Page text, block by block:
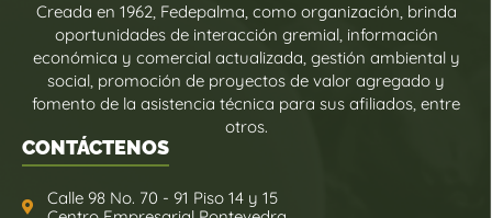
Creada en 1962, Fedepalma, como organización, brinda
oportunidades de interacción gremial, información
económica y comercial actualizada, gestión ambiental y
social, promoción de proyectos de valor agregado y
fomento de la asistencia técnica para sus afiliados, entre
otros.
CONTÁCTENOS
Calle 98 No. 70 - 91 Piso 14 y 15